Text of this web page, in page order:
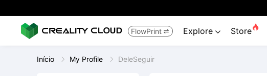
FlowPrint  Explore  Store
Início My Profile DeleSeguir